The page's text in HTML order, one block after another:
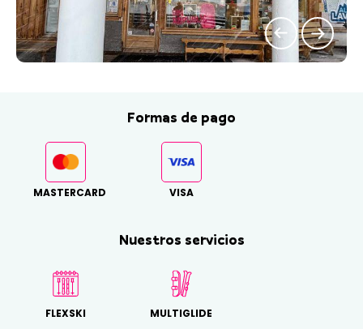
Formas de pago
MASTERCARD VISA
Nuestros servicios
FLEXSKI MULTIGLIDE